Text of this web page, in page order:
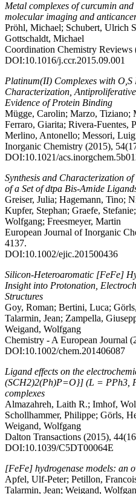
Metal complexes of curcumin
molecular imaging and
Pröhl, Michael; Schubert, Ulrich
Gottschaldt, Michael
Coordination Chemistry Reviews
DOI:10.1016/j.ccr.2015.09.001
Platinum(II) Complexes with
Characterization,
Evidence of Protein Binding
Mügge, Carolin; Marzo, Tiziano;
Ferraro, Giarita; Rivera-Fuentes,
Merlino, Antonello; Messori,
Inorganic Chemistry (2015),
DOI:10.1021/
Synthesis and Characterization
of a Set of dtpa Bis-Amide
Greiser, Julia; Hagemann, Tino;
Kupfer, Stephan; Graefe,
Wolfgang; Freesmeyer, Martin
European Journal of Inorganic
4137.
DOI:10.1002/ejic.201500436
Silicon-Heteroaromatic [FeFe]
Insight into Protonation,
Structures
Goy, Roman; Bertini, Luca;
Talarmin, Jean; Zampella,
Weigand, Wolfgang
Chemistry - A European Journal
DOI:10.1002/chem.201406087
Ligand effects on the
(SCH2)2(Ph)P=O}] (L = PPh3,
complexes
Almazahreh, Laith R.; Imhof,
Schollhammer, Philippe; Görls,
Weigand, Wolfgang
Dalton Transactions (2015),
DOI:10.1039/C5DT00064E
[FeFe] hydrogenase models: an
Apfel, Ulf-Peter; Petillon,
Talarmin, Jean; Weigand,